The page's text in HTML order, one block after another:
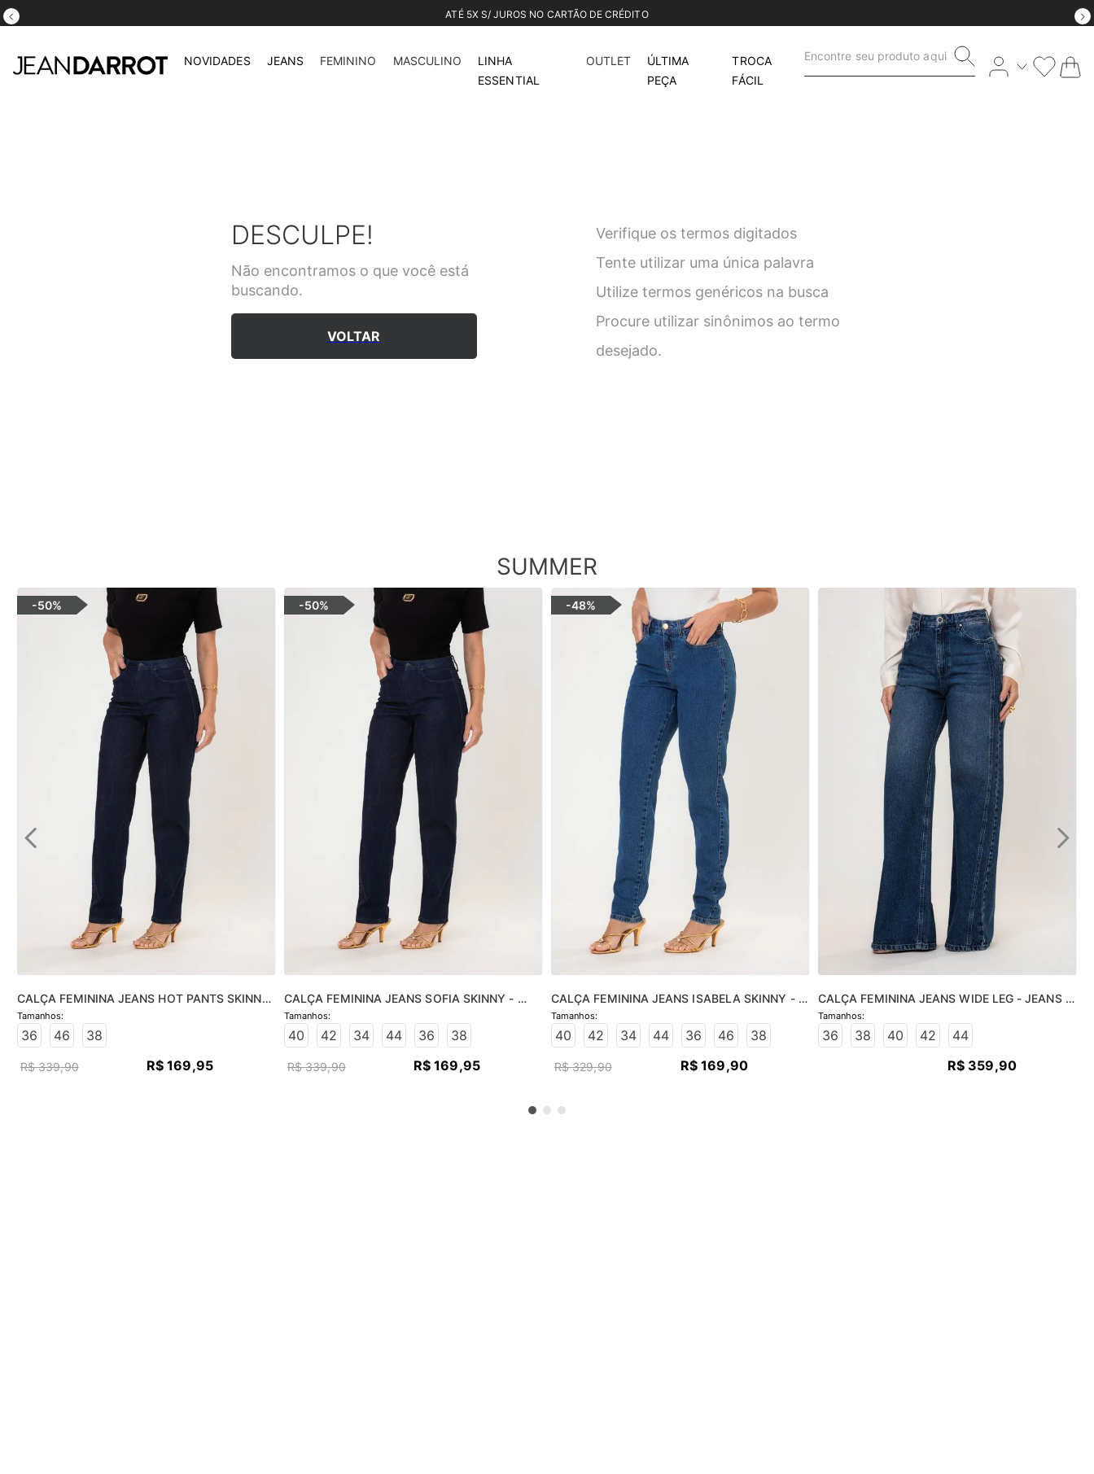
ATÉ 5X S/ JUROS NO CARTÃO DE CRÉDITO
NOVIDADES JEANS FEMININO MASCULINO
LINHA
ESSENTIAL
OUTLET
ÚLTIMA
PEÇA
TROCA
FÁCIL
Encontre seu produto aqui
DESCULPE!
Não encontramos o que você está
buscando.
VOLTAR
Verifique os termos digitados
Tente utilizar uma única palavra
Utilize termos genéricos na busca
Procure utilizar sinônimos ao termo
desejado.
SUMMER
-50%
CALÇA FEMININA JEANS HOT PANTS SKINNY
- JEANS ESCURO
36 46 38
R$ 339,90 R$ 169,95
-50%
CALÇA FEMININA JEANS SOFIA SKINNY -
JEANS ESCURO
40 42 34 44 36 38
R$ 339,90 R$ 169,95
-48%
CALÇA FEMININA JEANS ISABELA SKINNY -
JEANS MÉDIO
40 42 34 44 36 46 38
R$ 329,90 R$ 169,90
CALÇA FEMININA JEANS WIDE LEG - JEANS
MÉDIO
36 38 40 42
44
R$ 359,90